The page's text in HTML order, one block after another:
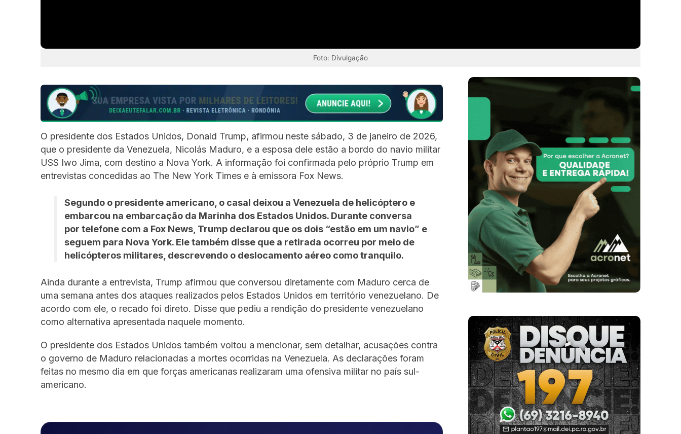
Foto: Divulgação
O presidente dos Estados Unidos, Donald Trump, afirmou neste sábado, 3 de janeiro de 2026,
que o presidente da Venezuela, Nicolás Maduro, e a esposa dele estão a bordo do navio militar
USS Iwo Jima, com destino a Nova York. A informação foi confirmada pelo próprio Trump em
entrevistas concedidas ao The New York Times e à emissora Fox News.
Segundo o presidente americano, o casal deixou a Venezuela de helicóptero e
embarcou na embarcação da Marinha dos Estados Unidos. Durante conversa
por telefone com a Fox News, Trump declarou que os dois “estão em um navio” e
seguem para Nova York. Ele também disse que a retirada ocorreu por meio de
helicópteros militares, descrevendo o deslocamento aéreo como tranquilo.
Ainda durante a entrevista, Trump afirmou que conversou diretamente com Maduro cerca de
uma semana antes dos ataques realizados pelos Estados Unidos em território venezuelano. De
acordo com ele, o recado foi direto. Disse que pediu a rendição do presidente venezuelano
como alternativa apresentada naquele momento.
O presidente dos Estados Unidos também voltou a mencionar, sem detalhar, acusações contra
o governo de Maduro relacionadas a mortes ocorridas na Venezuela. As declarações foram
feitas no mesmo dia em que forças americanas realizaram uma ofensiva militar no país sul-
americano.